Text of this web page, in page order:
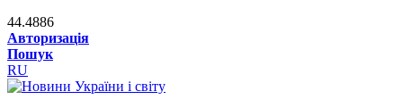
44.4886
Авторизація
Пошук
RU